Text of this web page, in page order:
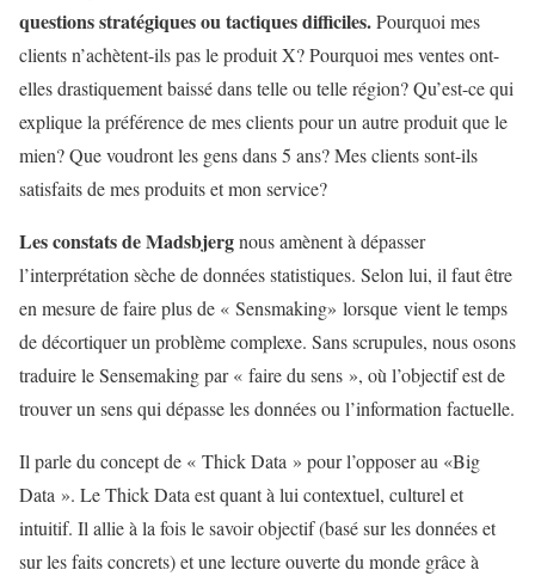
questions stratégiques ou tactiques difficiles.Pourquoi mes
clients n’achètent-ils pas le produit X? Pourquoi mes ventes ont-
elles drastiquement baissé dans telle ou telle région? Qu’est-ce qui
explique la préférence de mes clients pour un autre produit que le
mien? Que voudront les gens dans 5 ans? Mes clients sont-ils
satisfaits de mes produits et mon service?
Les constats de Madsbjergnous amènent à dépasser
l’interprétation sèche de données statistiques. Selon lui, il faut être
en mesure de faire plus de « Sensmaking» lorsque vient le temps
de décortiquer un problème complexe. Sans scrupules, nous osons
traduire le Sensemaking par « faire du sens », où l’objectif est de
trouver un sens qui dépasse les données ou l’information factuelle.
Il parle du concept de « Thick Data » pour l’opposer au «Big
Data ». Le Thick Data est quant à lui contextuel, culturel et
intuitif. Il allie à la fois le savoir objectif (basé sur les données et
sur les faits concrets) et une lecture ouverte du monde grâce à